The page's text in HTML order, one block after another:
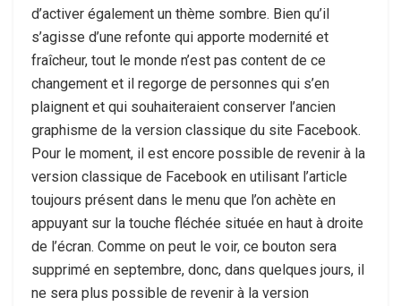
d’activer également un thème sombre. Bien qu’il
s’agisse d’une refonte qui apporte modernité et
fraîcheur, tout le monde n’est pas content de ce
changement et il regorge de personnes qui s’en
plaignent et qui souhaiteraient conserver l’ancien
graphisme de la version classique du site Facebook.
Pour le moment, il est encore possible de revenir à la
version classique de Facebook en utilisant l’article
toujours présent dans le menu que l’on achète en
appuyant sur la touche fléchée située en haut à droite
de l’écran. Comme on peut le voir, ce bouton sera
supprimé en septembre, donc, dans quelques jours, il
ne sera plus possible de revenir à la version